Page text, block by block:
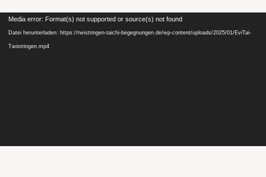
Video-
Player
Media error: Format(s) not supported or source(s) not found
Datei herunterladen: https://twistringen-taichi-begegnungen.de/wp-content/uploads/2025/01/EviTai-
Twistringen.mp4